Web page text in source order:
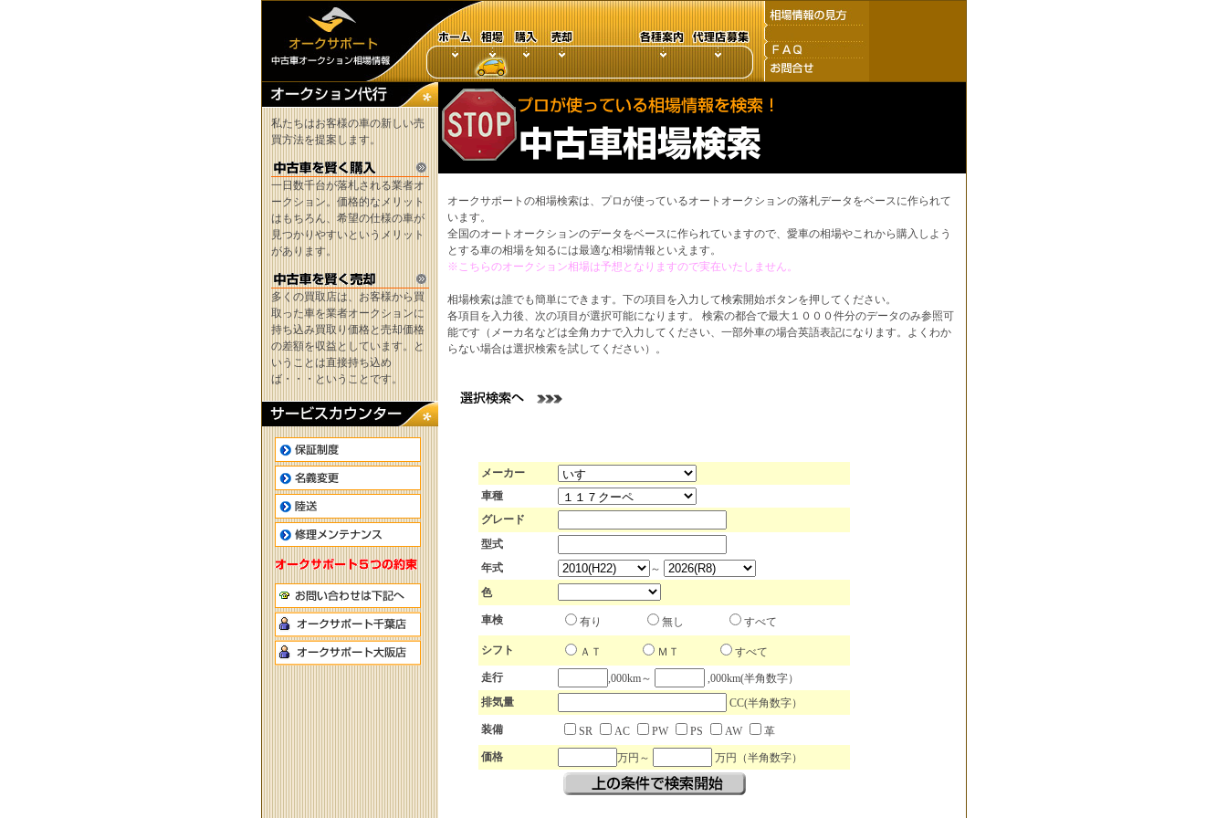
私たちはお客様の車の新しい売
買方法を提案します。
一日数千台が落札される業者オ
ークション。価格的なメリット
はもちろん、希望の仕様の車が
見つかりやすいというメリット
があります。
多くの買取店は、お客様から買
取った車を業者オークションに
持ち込み買取り価格と売却価格
の差額を収益としています。と
いうことは直接持ち込め
ば・・・ということです。
オークサポートの相場検索は、プロが使っているオートオークションの落札データをベースに作られて
います。
全国のオートオークションのデータをベースに作られていますので、愛車の相場やこれから購入しよう
とする車の相場を知るには最適な相場情報といえます。
※こちらのオークション相場は予想となりますので実在いたしません。
相場検索は誰でも簡単にできます。下の項目を入力して検索開始ボタンを押してください。
各項目を入力後、次の項目が選択可能になります。 検索の都合で最大１０００件分のデータのみ参照可
能です（メーカ名などは全角カナで入力してください、一部外車の場合英語表記になります。よくわか
らない場合は選択検索を試してください）。
メーカー
車種
グレード
型式
年式
～
色
車検 有り 無し すべて
シフト ＡＴ ＭＴ
すべて
走行
,000km～
,000km(半角数字）
排気量
CC(半角数字）
装備 SR AC PW PS AW
革
価格
万円～ 万円（半角数字）